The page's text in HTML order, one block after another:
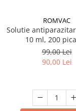
ROMVAC
Solutie
10 ml, 200
99,00 Lei
90,00 Lei